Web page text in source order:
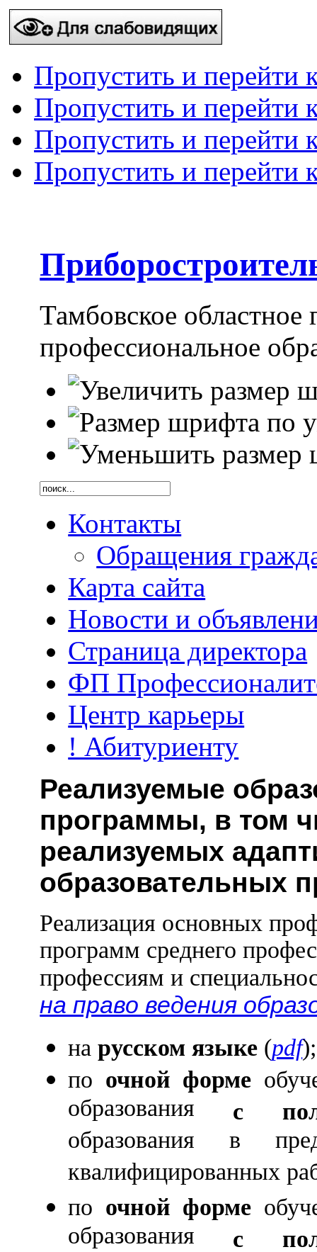
Пропустить и перейти
Пропустить и перейти
Пропустить и перейти
Пропустить и перейти
Тамбовское областное
профессиональное
Контакты
Обращения
Карта сайта
Новости и
Страница директора
ФП
Центр карьеры
! Абитуриенту
Реализуемые
программы, в том
реализуемых
образовательных
Реализация основных
программ среднего
профессиям и
на право ведения
нарусском языке (pdf);
по очной форме
образования с
образования в
квалифицированных
по очной форме
образования с